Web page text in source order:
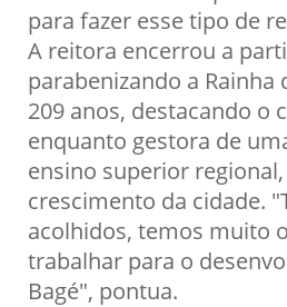
para fazer esse tipo de
A reitora encerrou a
parabenizando a Rainha
209 anos, destacando o
enquanto gestora de
ensino superior
crescimento da cidade.
acolhidos, temos muito
trabalhar para o
Bagé", pontua.